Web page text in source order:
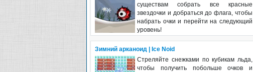
существам собрать все красные
звездочки и добраться до флага, чтобы
набрать очки и перейти на следующий
уровень!
Зимний арканоид | Ice Noid
Стреляйте снежками по кубикам льда,
чтобы получить побольше очков и